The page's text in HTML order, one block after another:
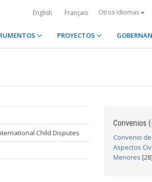
English Français Otros idiomas
PROYECTOS
Child Disputes
Convenios
Convenio
Aspectos
Menores [28]